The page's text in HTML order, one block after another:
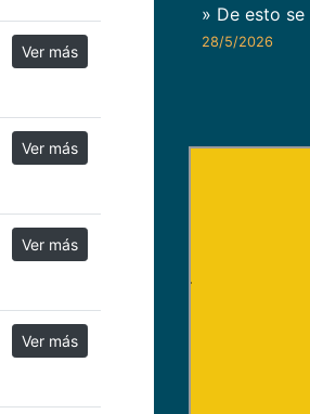
Ver más
Ver más
Ver más
Ver más
» De esto
28/5/2026